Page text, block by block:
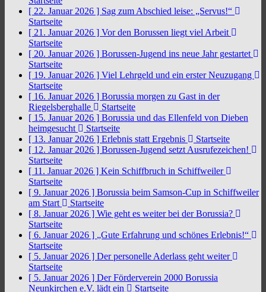
[ 22. Januar 2026 ] Sag zum Abschied leise: „Servus!“
Startseite
[ 21. Januar 2026 ] Vor den Borussen liegt viel Arbeit
Startseite
[ 20. Januar 2026 ] Borussen-Jugend ins neue Jahr gestartet
Startseite
[ 19. Januar 2026 ] Viel Lehrgeld und ein erster Neuzugang
Startseite
[ 16. Januar 2026 ] Borussia morgen zu Gast in der
Riegelsberghalle
Startseite
[ 15. Januar 2026 ] Borussia und das Ellenfeld von Dieben
heimgesucht
Startseite
[ 13. Januar 2026 ] Erlebnis statt Ergebnis
Startseite
[ 12. Januar 2026 ] Borussen-Jugend setzt Ausrufezeichen!
Startseite
[ 11. Januar 2026 ] Kein Schiffbruch in Schiffweiler
Startseite
[ 9. Januar 2026 ] Borussia beim Samson-Cup in Schiffweiler
am Start
Startseite
[ 8. Januar 2026 ] Wie geht es weiter bei der Borussia?
Startseite
[ 6. Januar 2026 ] „Gute Erfahrung und schönes Erlebnis!“
Startseite
[ 5. Januar 2026 ] Der personelle Aderlass geht weiter
Startseite
[ 5. Januar 2026 ] Der Förderverein 2000 Borussia
Neunkirchen e.V. lädt ein
Startseite